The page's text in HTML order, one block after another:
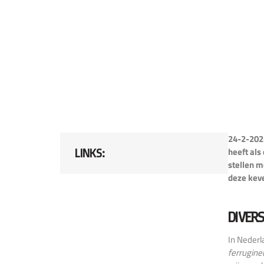
LINKS:
24-2-
heeft als
stellen
deze
In